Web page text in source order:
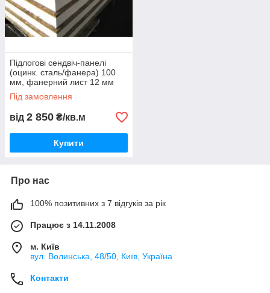
Підлогові сендвіч-панелі
(оцинк. сталь/фанера) 100
мм, фанерний лист 12 мм
Під замовлення
від 2 850 ₴/кв.м
Купити
Про нас
100% позитивних з 7 відгуків за рік
Працює з 14.11.2008
м. Київ
вул. Bолинська, 48/50, Київ, Україна
Контакти